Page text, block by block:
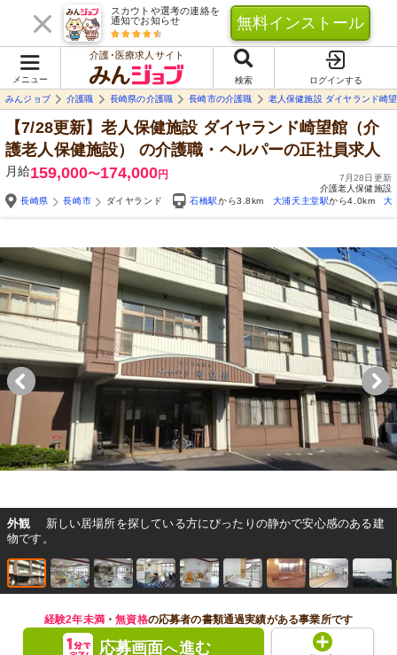
スカウトや選考の連絡を
通知でお知らせ
無料インストール
メニュー
介護･医療求人サイト
検索
ログインする
みんジョブ
介護職 長崎県の介護職 長崎市の介護職 老人保健施設 ダイヤランド崎
【7/28更新】老人保健施設 ダイヤランド崎望館（介
護老人保健施設）
の介護職・ヘルパーの正社員求人
月給159,000〜174,000円
7月28日更新
介護老人保健施設
長崎県
長崎市 ダイヤランド 石橋駅から3.8km 大浦天主堂駅から4.0km 大
外観
新しい居場所を探している方にぴったりの静かで安心感のある建
物です。
経験2年未満・無資格の応募者の書類通過実績がある事業所です
応募画面へ進む